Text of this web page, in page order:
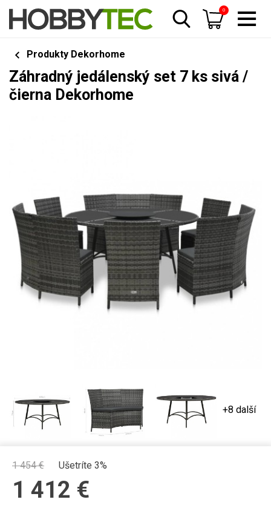
0
Produkty Dekorhome
Záhradný jedálenský set 7 ks sivá /
čierna Dekorhome
+8 další
1 454€ Ušetríte 3%
1 412 €